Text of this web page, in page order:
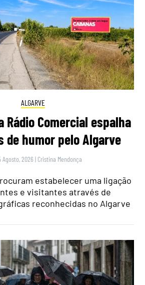
ALGARVE
Rádio Comercial espalha
de humor pelo Algarve
Agosto, 2026 | Cristina Mendonça
estabelecer uma ligação
e visitantes através de
reconhecidas no Algarve